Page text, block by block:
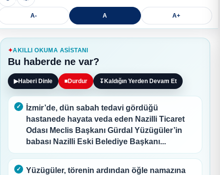
A- A A+
AKILLI OKUMA ASISTANI
Bu haberde ne var?
▶Haberi Dinle ■Durdur ↧ Kaldığın Yerden Devam Et
İzmir’de, dün sabah tedavi gördüğü
hastanede hayata veda eden Nazilli Ticaret
Odası Meclis Başkanı Gürdal Yüzügüler’in
babası Nazilli Eski Belediye Başkanı...
Yüzügüler, törenin ardından öğle namazına